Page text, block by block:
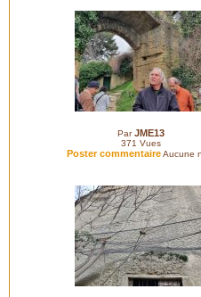
ParJME13
371 Vues
Poster commentaireAucune